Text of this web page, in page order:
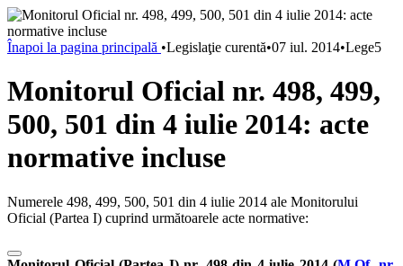
Înapoi la pagina principală •Legislaţie curentă•07 iul. 2014•Lege5
Monitorul Oficial nr. 498, 499,
500, 501 din 4 iulie 2014: acte
normative incluse
Numerele 498, 499, 500, 501 din 4 iulie 2014 ale Monitorului
Oficial (Partea I) cuprind următoarele acte normative: